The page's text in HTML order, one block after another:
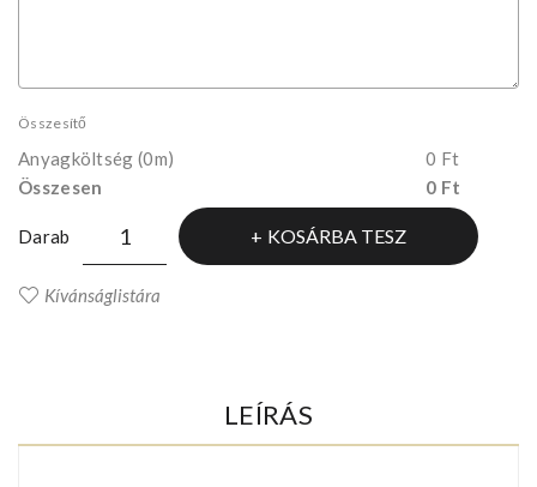
Összesítő
Anyagköltség (0m)
0 Ft
Összesen
0 Ft
Darab KOSÁRBA TESZ
Kívánságlistára
LEÍRÁS